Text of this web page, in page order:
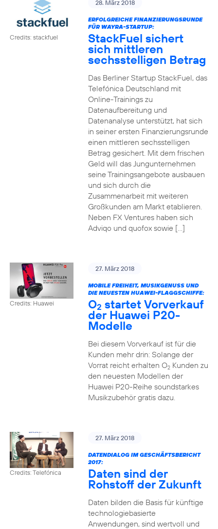
Credits: stackfuel
28. März 2018
ERFOLGREICHE FINANZIERUNGSRUNDE
FÜR WAYRA-STARTUP:
StackFuel sichert
sich mittleren
sechsstelligen Betrag
Das Berliner Startup StackFuel, das
Telefónica Deutschland mit
Online-Trainings zu
Datenaufbereitung und
Datenanalyse unterstützt, hat sich
in seiner ersten Finanzierungsrunde
einen mittleren sechsstelligen
Betrag gesichert. Mit dem frischen
Geld will das Jungunternehmen
seine Trainingsangebote ausbauen
und sich durch die
Zusammenarbeit mit weiteren
Großkunden am Markt etablieren.
Neben FX Ventures haben sich
Adviqo und quofox sowie […]
Credits: Huawei
27. März 2018
MOBILE FREIHEIT, MUSIKGENUSS UND
DIE NEUESTEN HUAWEI-FLAGGSCHIFFE:
O2 startet Vorverkauf
der Huawei P20-
Modelle
Bei diesem Vorverkauf ist für die
Kunden mehr drin: Solange der
Vorrat reicht erhalten O2Kunden zu
den neuesten Modellen der
Huawei P20-Reihe soundstarkes
Musikzubehör gratis dazu.
Credits: Telefónica
27. März 2018
DATENDIALOG IM GESCHÄFTSBERICHT
2017:
Daten sind der
Rohstoff der Zukunft
Daten bilden die Basis für künftige
technologiebasierte
Anwendungen, sind wertvoll und